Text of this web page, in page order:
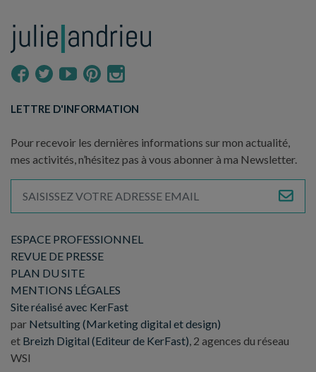
ESPACE PROFESSIONNEL
REVUE DE PRESSE
PLAN DU SITE
MENTIONS LÉGALES
Site réalisé avec KerFast
par Netsulting (Marketing digital et design)
et Breizh Digital (Editeur de KerFast), 2 agences du réseau
WSI
LETTRE D'INFORMATION
Pour recevoir les dernières informations sur mon actualité,
mes activités, n’hésitez pas à vous abonner à ma Newsletter.